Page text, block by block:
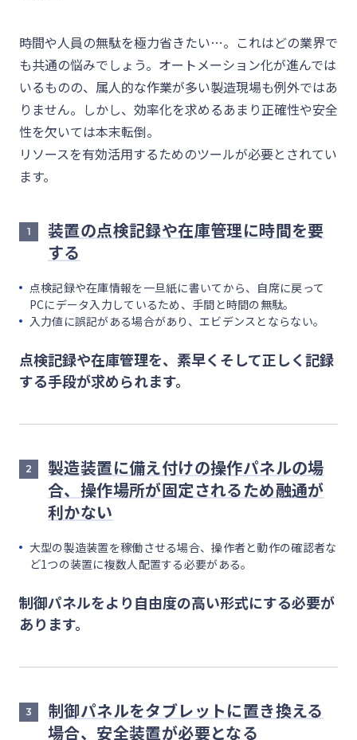
時間や人員の無駄を極力省きたい…。これはどの業界で
も共通の悩みでしょう。オートメーション化が進んでは
いるものの、属人的な作業が多い製造現場も例外ではあ
りません。しかし、効率化を求めるあまり正確性や安全
性を欠いては本末転倒。
リソースを有効活用するためのツールが必要とされてい
ます。
1
装置の点検記録や在庫管理に時間を要
する
点検記録や在庫情報を一旦紙に書いてから、自席に戻って
PCにデータ入力しているため、手間と時間の無駄。
入力値に誤記がある場合があり、エビデンスとならない。
点検記録や在庫管理を、素早くそして正しく記録
する手段が求められます。
2
製造装置に備え付けの操作パネルの場
合、操作場所が固定されるため融通が
利かない
大型の製造装置を稼働させる場合、操作者と動作の確認者な
ど1つの装置に複数人配置する必要がある。
制御パネルをより自由度の高い形式にする必要が
あります。
3
制御パネルをタブレットに置き換える
場合、安全装置が必要となる